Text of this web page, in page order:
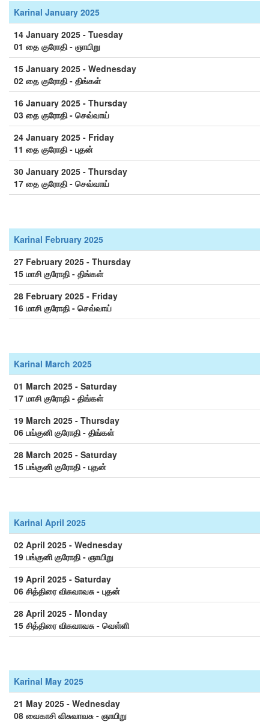
Karinal January 2025
14 January 2025 - Tuesday
01 தை குரோதி - ஞாயிறு
15 January 2025 - Wednesday
02 தை குரோதி - திங்கள்
16 January 2025 - Thursday
03 தை குரோதி - செவ்வாய்
24 January 2025 - Friday
11 தை குரோதி - புதன்
30 January 2025 - Thursday
17 தை குரோதி - செவ்வாய்
Karinal February 2025
27 February 2025 - Thursday
15 மாசி குரோதி - திங்கள்
28 February 2025 - Friday
16 மாசி குரோதி - செவ்வாய்
Karinal March 2025
01 March 2025 - Saturday
17 மாசி குரோதி - திங்கள்
19 March 2025 - Thursday
06 பங்குனி குரோதி - திங்கள்
28 March 2025 - Saturday
15 பங்குனி குரோதி - புதன்
Karinal April 2025
02 April 2025 - Wednesday
19 பங்குனி குரோதி - ஞாயிறு
19 April 2025 - Saturday
06 சித்திரை விசுவாவசு - புதன்
28 April 2025 - Monday
15 சித்திரை விசுவாவசு - வெள்ளி
Karinal May 2025
21 May 2025 - Wednesday
08 வைகாசி விசுவாவசு - ஞாயிறு